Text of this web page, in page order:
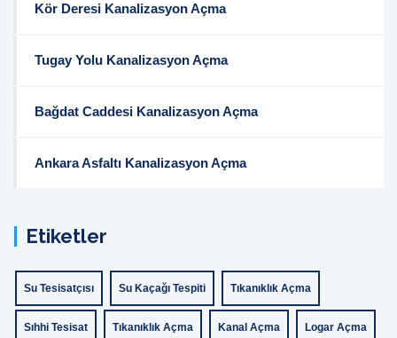
Kör Deresi Kanalizasyon Açma
Tugay Yolu Kanalizasyon Açma
Bağdat Caddesi Kanalizasyon Açma
Ankara Asfaltı Kanalizasyon Açma
Etiketler
Su Tesisatçısı Su Kaçağı Tespiti Tıkanıklık Açma
Sıhhi Tesisat Tıkanıklık Açma Kanal Açma Logar Açma